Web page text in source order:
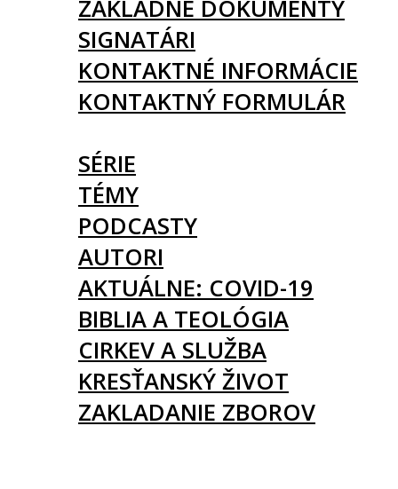
ZÁKLADNÉ DOKUMENTY
SIGNATÁRI
KONTAKTNÉ INFORMÁCIE
KONTAKTNÝ FORMULÁR
SÉRIE
TÉMY
PODCASTY
AUTORI
AKTUÁLNE: COVID-19
BIBLIA A TEOLÓGIA
CIRKEV A SLUŽBA
KRESŤANSKÝ ŽIVOT
ZAKLADANIE ZBOROV